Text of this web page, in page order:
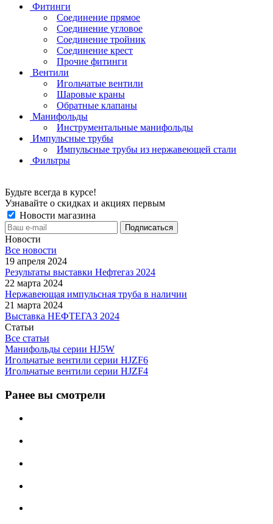
Фитинги
Соединение прямое
Соединение угловое
Соединение тройник
Соединение крест
Прочие фитинги
Вентили
Игольчатые вентили
Шаровые краны
Обратные клапаны
Манифольды
Инструментальные манифольды
Импульсные трубы
Импульсные трубы из нержавеющей стали
Фильтры
Будьте всегда в курсе!
Узнавайте о скидках и акциях первым
Новости магазина
Новости
Все новости
19 апреля 2024
Результаты выставки Нефтегаз 2024
22 марта 2024
Нержавеющая импульсная труба в наличии
21 марта 2024
Выставка НЕФТЕГАЗ 2024
Статьи
Все статьи
Манифольды серии HJ5W
Игольчатые вентили серии HJZF6
Игольчатые вентили серии HJZF4
Ранее вы смотрели